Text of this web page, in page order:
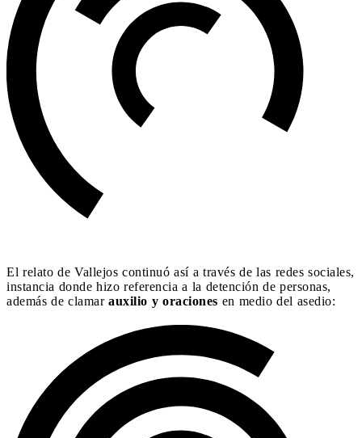
El relato de Vallejos continuó así a través de las redes sociales,
instancia donde hizo referencia a la detención de personas,
además de clamarauxilio y oraciones en medio del asedio: